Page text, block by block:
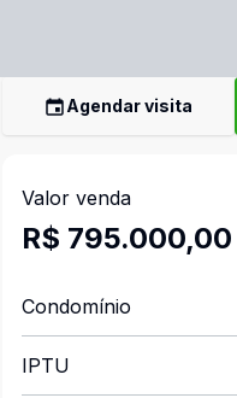
Agendar visita
Valor venda
R$ 795.000,00
Condomínio
IPTU